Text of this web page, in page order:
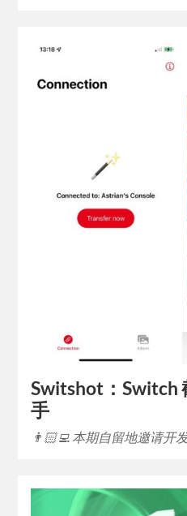
Switshot：Switch
手
👨🏻‍💻 本期自留地邀请开